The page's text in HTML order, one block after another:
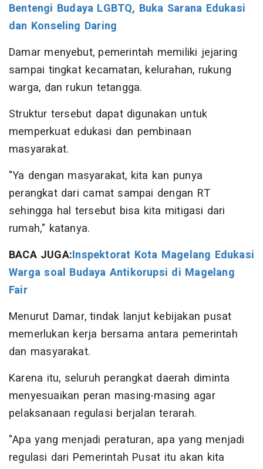
Bentengi Budaya LGBTQ, Buka Sarana Edukasi
dan Konseling Daring
Damar menyebut, pemerintah memiliki jejaring
sampai tingkat kecamatan, kelurahan, rukung
warga, dan rukun tetangga.
Struktur tersebut dapat digunakan untuk
memperkuat edukasi dan pembinaan
masyarakat.
"Ya dengan masyarakat, kita kan punya
perangkat dari camat sampai dengan RT
sehingga hal tersebut bisa kita mitigasi dari
rumah," katanya.
BACA JUGA:Inspektorat Kota Magelang Edukasi
Warga soal Budaya Antikorupsi di Magelang
Fair
Menurut Damar, tindak lanjut kebijakan pusat
memerlukan kerja bersama antara pemerintah
dan masyarakat.
Karena itu, seluruh perangkat daerah diminta
menyesuaikan peran masing-masing agar
pelaksanaan regulasi berjalan terarah.
"Apa yang menjadi peraturan, apa yang menjadi
regulasi dari Pemerintah Pusat itu akan kita